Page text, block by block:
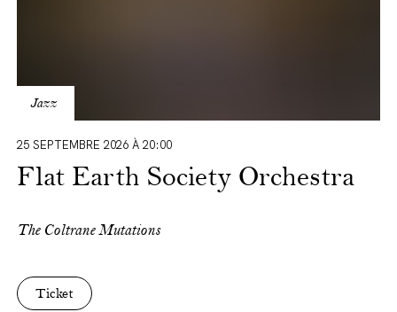
Jazz
25 SEPTEMBRE 2026 À 20:00
Flat Earth Society Orchestra
The Coltrane Mutations
Ticket